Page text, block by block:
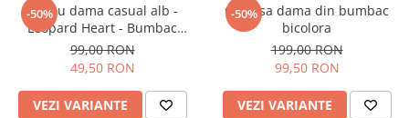
-50%
Tricou dama casual alb -
Leopard Heart - Bumbac
Organic
99,00 RON
49,50 RON
VEZI VARIANTE
-50%
Camasa dama din bumbac
bicolora
199,00 RON
99,50 RON
VEZI VARIANTE